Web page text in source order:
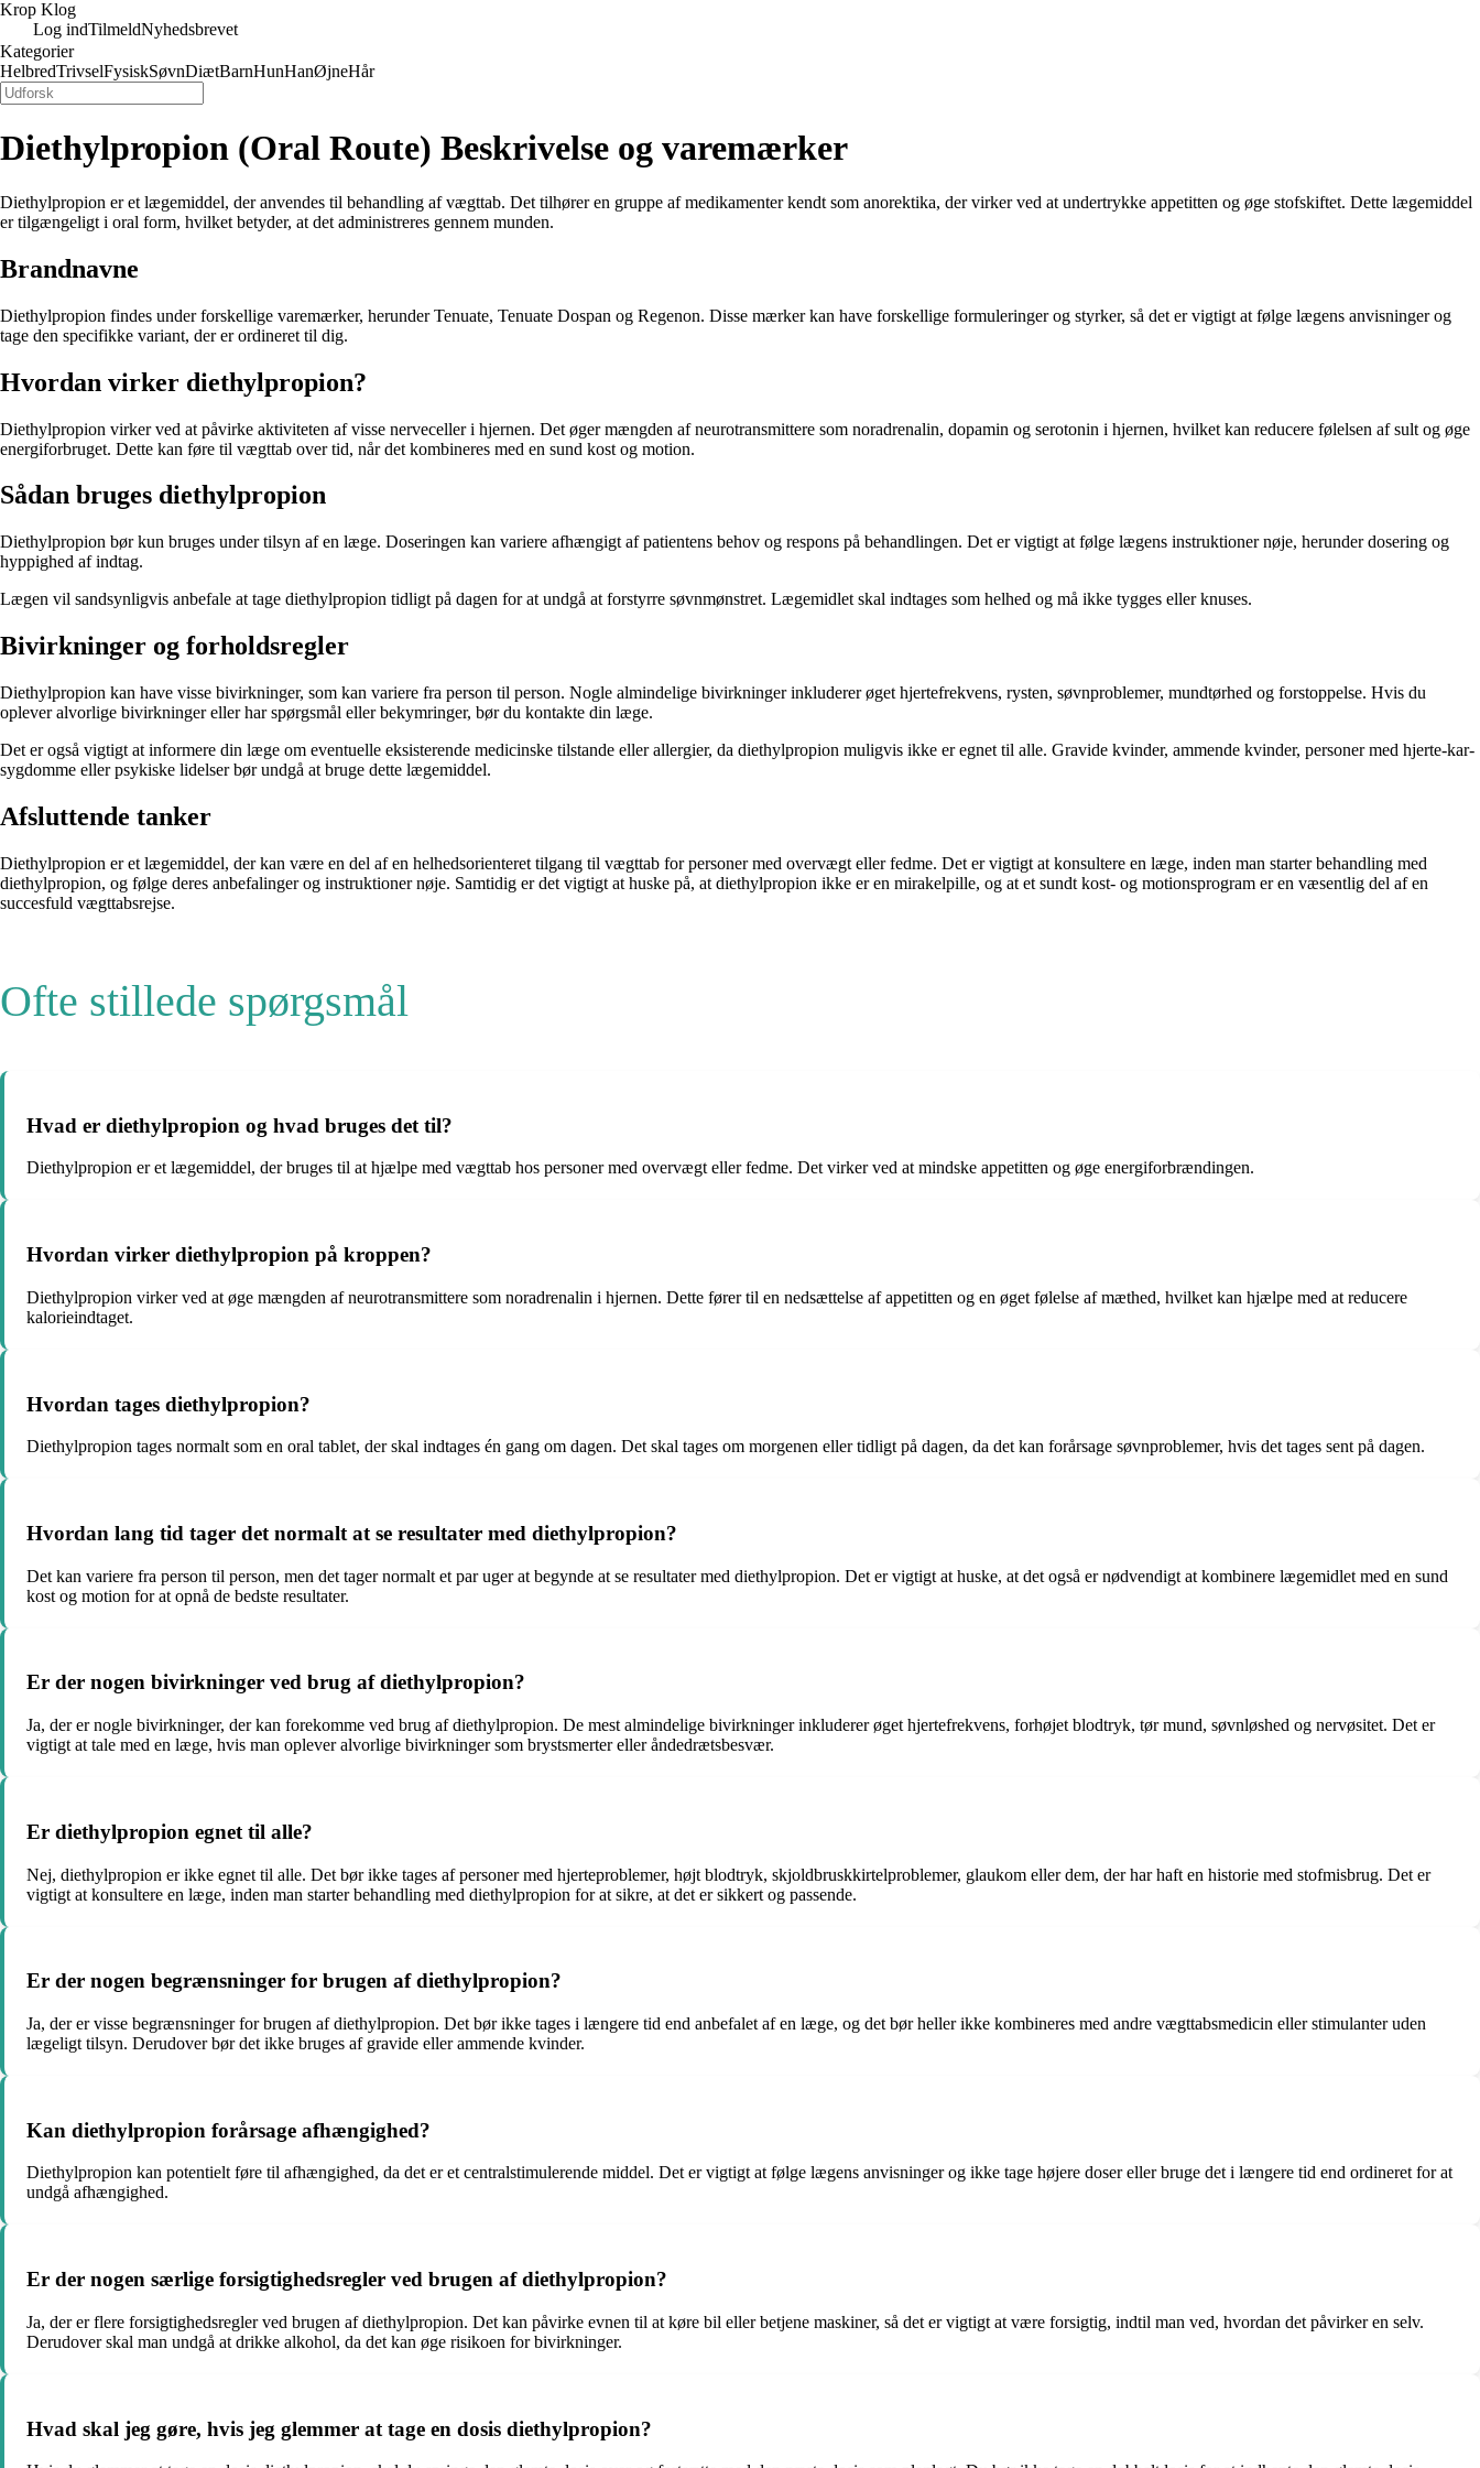
Krop Klog
Log indTilmeldNyhedsbrevet
Kategorier
HelbredTrivselFysiskSøvnDiætBarnHunHanØjneHår
Diethylpropion (Oral Route) Beskrivelse og varemærker
Diethylpropion er et lægemiddel, der anvendes til behandling af vægttab. Det tilhører en gruppe af medikamenter kendt som anorektika, der virker ved at undertrykke appetitten og øge stofskiftet. Dette lægemiddel
er tilgængeligt i oral form, hvilket betyder, at det administreres gennem munden.
Brandnavne
Diethylpropion findes under forskellige varemærker, herunder Tenuate, Tenuate Dospan og Regenon. Disse mærker kan have forskellige formuleringer og styrker, så det er vigtigt at følge lægens anvisninger og
tage den specifikke variant, der er ordineret til dig.
Hvordan virker diethylpropion?
Diethylpropion virker ved at påvirke aktiviteten af visse nerveceller i hjernen. Det øger mængden af neurotransmittere som noradrenalin, dopamin og serotonin i hjernen, hvilket kan reducere følelsen af sult og øge
energiforbruget. Dette kan føre til vægttab over tid, når det kombineres med en sund kost og motion.
Sådan bruges diethylpropion
Diethylpropion bør kun bruges under tilsyn af en læge. Doseringen kan variere afhængigt af patientens behov og respons på behandlingen. Det er vigtigt at følge lægens instruktioner nøje, herunder dosering og
hyppighed af indtag.
Lægen vil sandsynligvis anbefale at tage diethylpropion tidligt på dagen for at undgå at forstyrre søvnmønstret. Lægemidlet skal indtages som helhed og må ikke tygges eller knuses.
Bivirkninger og forholdsregler
Diethylpropion kan have visse bivirkninger, som kan variere fra person til person. Nogle almindelige bivirkninger inkluderer øget hjertefrekvens, rysten, søvnproblemer, mundtørhed og forstoppelse. Hvis du
oplever alvorlige bivirkninger eller har spørgsmål eller bekymringer, bør du kontakte din læge.
Det er også vigtigt at informere din læge om eventuelle eksisterende medicinske tilstande eller allergier, da diethylpropion muligvis ikke er egnet til alle. Gravide kvinder, ammende kvinder, personer med hjerte-kar-
sygdomme eller psykiske lidelser bør undgå at bruge dette lægemiddel.
Afsluttende tanker
Diethylpropion er et lægemiddel, der kan være en del af en helhedsorienteret tilgang til vægttab for personer med overvægt eller fedme. Det er vigtigt at konsultere en læge, inden man starter behandling med
diethylpropion, og følge deres anbefalinger og instruktioner nøje. Samtidig er det vigtigt at huske på, at diethylpropion ikke er en mirakelpille, og at et sundt kost- og motionsprogram er en væsentlig del af en
succesfuld vægttabsrejse.
Ofte stillede spørgsmål
Hvad er diethylpropion og hvad bruges det til?
Diethylpropion er et lægemiddel, der bruges til at hjælpe med vægttab hos personer med overvægt eller fedme. Det virker ved at mindske appetitten og øge energiforbrændingen.
Hvordan virker diethylpropion på kroppen?
Diethylpropion virker ved at øge mængden af neurotransmittere som noradrenalin i hjernen. Dette fører til en nedsættelse af appetitten og en øget følelse af mæthed, hvilket kan hjælpe med at reducere
kalorieindtaget.
Hvordan tages diethylpropion?
Diethylpropion tages normalt som en oral tablet, der skal indtages én gang om dagen. Det skal tages om morgenen eller tidligt på dagen, da det kan forårsage søvnproblemer, hvis det tages sent på dagen.
Hvordan lang tid tager det normalt at se resultater med diethylpropion?
Det kan variere fra person til person, men det tager normalt et par uger at begynde at se resultater med diethylpropion. Det er vigtigt at huske, at det også er nødvendigt at kombinere lægemidlet med en sund
kost og motion for at opnå de bedste resultater.
Er der nogen bivirkninger ved brug af diethylpropion?
Ja, der er nogle bivirkninger, der kan forekomme ved brug af diethylpropion. De mest almindelige bivirkninger inkluderer øget hjertefrekvens, forhøjet blodtryk, tør mund, søvnløshed og nervøsitet. Det er
vigtigt at tale med en læge, hvis man oplever alvorlige bivirkninger som brystsmerter eller åndedrætsbesvær.
Er diethylpropion egnet til alle?
Nej, diethylpropion er ikke egnet til alle. Det bør ikke tages af personer med hjerteproblemer, højt blodtryk, skjoldbruskkirtelproblemer, glaukom eller dem, der har haft en historie med stofmisbrug. Det er
vigtigt at konsultere en læge, inden man starter behandling med diethylpropion for at sikre, at det er sikkert og passende.
Er der nogen begrænsninger for brugen af diethylpropion?
Ja, der er visse begrænsninger for brugen af diethylpropion. Det bør ikke tages i længere tid end anbefalet af en læge, og det bør heller ikke kombineres med andre vægttabsmedicin eller stimulanter uden
lægeligt tilsyn. Derudover bør det ikke bruges af gravide eller ammende kvinder.
Kan diethylpropion forårsage afhængighed?
Diethylpropion kan potentielt føre til afhængighed, da det er et centralstimulerende middel. Det er vigtigt at følge lægens anvisninger og ikke tage højere doser eller bruge det i længere tid end ordineret for at
undgå afhængighed.
Er der nogen særlige forsigtighedsregler ved brugen af diethylpropion?
Ja, der er flere forsigtighedsregler ved brugen af diethylpropion. Det kan påvirke evnen til at køre bil eller betjene maskiner, så det er vigtigt at være forsigtig, indtil man ved, hvordan det påvirker en selv.
Derudover skal man undgå at drikke alkohol, da det kan øge risikoen for bivirkninger.
Hvad skal jeg gøre, hvis jeg glemmer at tage en dosis diethylpropion?